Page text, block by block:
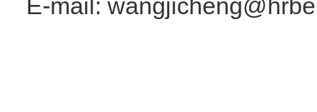
E-mail: